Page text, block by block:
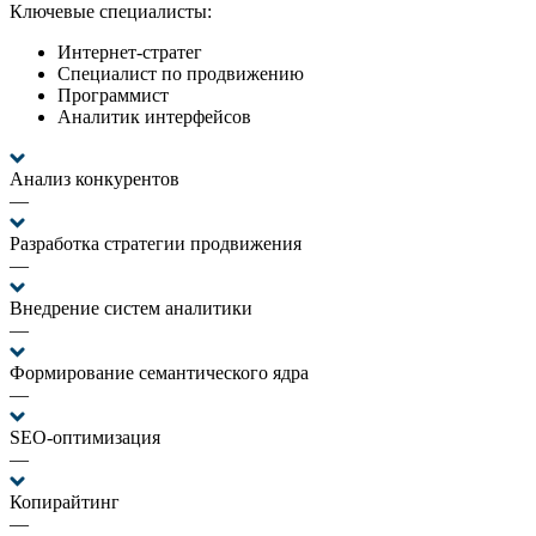
Ключевые специалисты:
Интернет-стратег
Специалист по продвижению
Программист
Аналитик интерфейсов
Анализ конкурентов
—
Разработка стратегии продвижения
—
Внедрение систем аналитики
—
Формирование семантического ядра
—
SEO-оптимизация
—
Копирайтинг
—